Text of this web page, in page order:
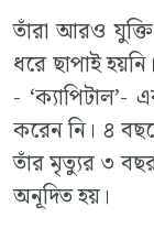
তাঁরা আরও
ধরে ছাপাই
-
করেন নি। ৪
তাঁর মৃত্যুর ৩
অনূদিত হয়।